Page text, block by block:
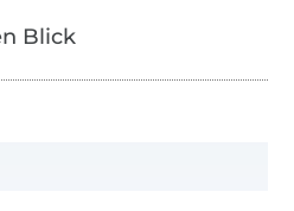
Blick